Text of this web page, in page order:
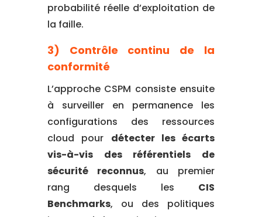
probabilité réelle d’exploitation de
la faille.
3) Contrôle continu de la
conformité
L’approche CSPM consiste ensuite
à surveiller en permanence les
configurations des ressources
cloud pour détecter les écarts
vis-à-vis des référentiels de
sécurité reconnus, au premier
rang desquels les CIS
Benchmarks, ou des politiques